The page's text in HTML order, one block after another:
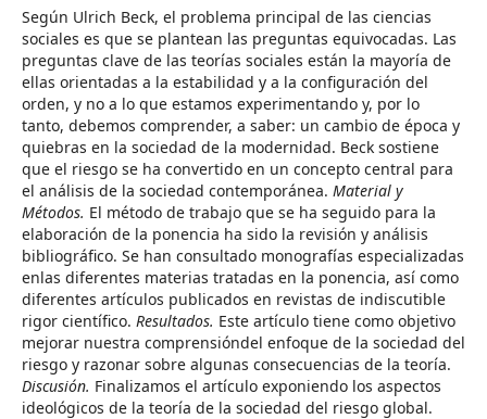
Según Ulrich Beck, el problema principal de las ciencias
sociales es que se plantean las preguntas equivocadas. Las
preguntas clave de las teorías sociales están la mayoría de
ellas orientadas a la estabilidad y a la configuración del
orden, y no a lo que estamos experimentando y, por lo
tanto, debemos comprender, a saber: un cambio de época y
quiebras en la sociedad de la modernidad. Beck sostiene
que el riesgo se ha convertido en un concepto central para
el análisis de la sociedad contemporánea. Material y
Métodos. El método de trabajo que se ha seguido para la
elaboración de la ponencia ha sido la revisión y análisis
bibliográfico. Se han consultado monografías especializadas
enlas diferentes materias tratadas en la ponencia, así como
diferentes artículos publicados en revistas de indiscutible
rigor científico. Resultados. Este artículo tiene como objetivo
mejorar nuestra comprensióndel enfoque de la sociedad del
riesgo y razonar sobre algunas consecuencias de la teoría.
Discusión. Finalizamos el artículo exponiendo los aspectos
ideológicos de la teoría de la sociedad del riesgo global.